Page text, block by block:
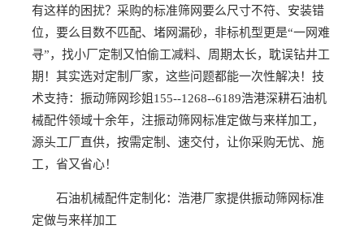
有这样的困扰？采购的标准筛网要么尺寸不符、安装错
位，要么目数不匹配、堵网漏砂，非标机型更是“一网难
寻”，找小厂定制又怕偷工减料、周期太长，耽误钻井工
期！其实选对定制厂家，这些问题都能一次性解决！技
术支持：振动筛网珍姐155--1268--6189浩港深耕石油机
械配件领域十余年，注振动筛网标准定做与来样加工，
源头工厂直供，按需定制、速交付，让你采购无忧、施
工，省又省心！
石油机械配件定制化：浩港厂家提供振动筛网标准
定做与来样加工